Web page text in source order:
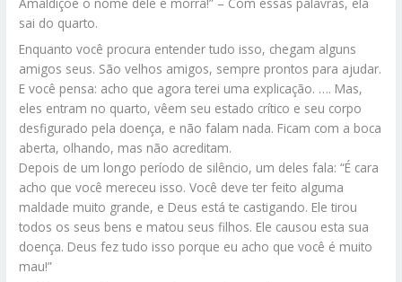
sai do quarto.
Enquanto você procura entender tudo isso, chegam alguns
amigos seus. São velhos amigos, sempre prontos para ajudar.
E você pensa: acho que agora terei uma explicação. …. Mas,
eles entram no quarto, vêem seu estado crítico e seu corpo
desfigurado pela doença, e não falam nada. Ficam com a boca
aberta, olhando, mas não acreditam.
Depois de um longo período de silêncio, um deles fala: “É cara
acho que você mereceu isso. Você deve ter feito alguma
maldade muito grande, e Deus está te castigando. Ele tirou
todos os seus bens e matou seus filhos. Ele causou esta sua
doença. Deus fez tudo isso porque eu acho que você é muito
mau!”